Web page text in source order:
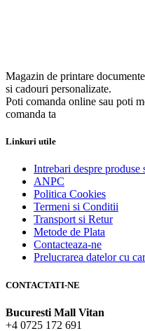
Magazin de printare
si cadouri personalizate.
Poti comanda online sau poti
comanda ta
Linkuri utile
Intrebari despre produse
ANPC
Politica Cookies
Termeni si Conditii
Transport si Retur
Metode de Plata
Contacteaza-ne
Prelucrarea datelor cu
CONTACTATI-NE
Bucuresti Mall Vitan
+4 0725 172 691